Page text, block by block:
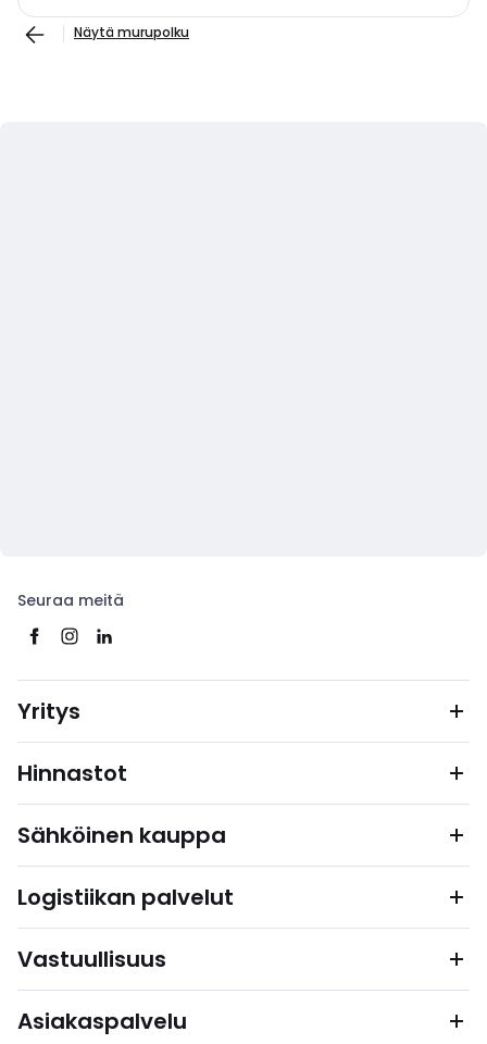
Näytä murupolku
Seuraa meitä
Yritys
Hinnastot
Sähköinen kauppa
Logistiikan palvelut
Vastuullisuus
Asiakaspalvelu